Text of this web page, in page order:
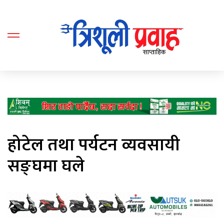
होटेल तथा पर्यटन व्यवसायी
सङ्घमा घले